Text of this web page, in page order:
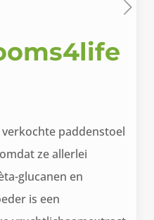
paddenstoel
ze allerlei
glucanen en
is een